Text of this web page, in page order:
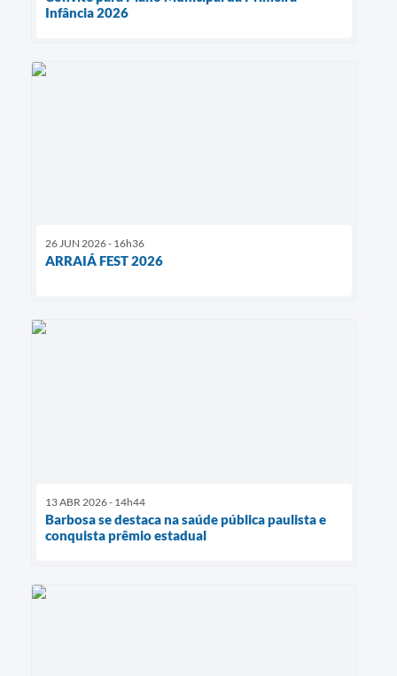
Infância 2026
26 JUN 2026 - 16h36
ARRAIÁ FEST 2026
13 ABR 2026 - 14h44
Barbosa se destaca na saúde pública paulista e
conquista prêmio estadual